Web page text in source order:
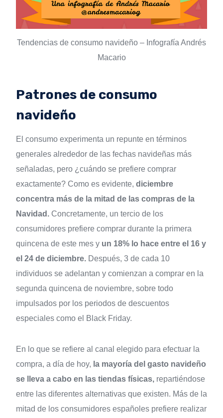
Tendencias de consumo navideño – Infografía Andrés
Macario
Patrones de consumo
navideño
El consumo experimenta un repunte en términos
generales alrededor de las fechas navideñas más
señaladas, pero ¿cuándo se prefiere comprar
exactamente? Como es evidente, diciembre
concentra más de la mitad de las compras de la
Navidad. Concretamente, un tercio de los
consumidores prefiere comprar durante la primera
quincena de este mes y un 18% lo hace entre el 16 y
el 24 de diciembre. Después, 3 de cada 10
individuos se adelantan y comienzan a comprar en la
segunda quincena de noviembre, sobre todo
impulsados por los periodos de descuentos
especiales como el Black Friday.
En lo que se refiere al canal elegido para efectuar la
compra, a día de hoy, la mayoría del gasto navideño
se lleva a cabo en las tiendas físicas, repartiéndose
entre las diferentes alternativas que existen. Más de la
mitad de los consumidores españoles prefiere realizar